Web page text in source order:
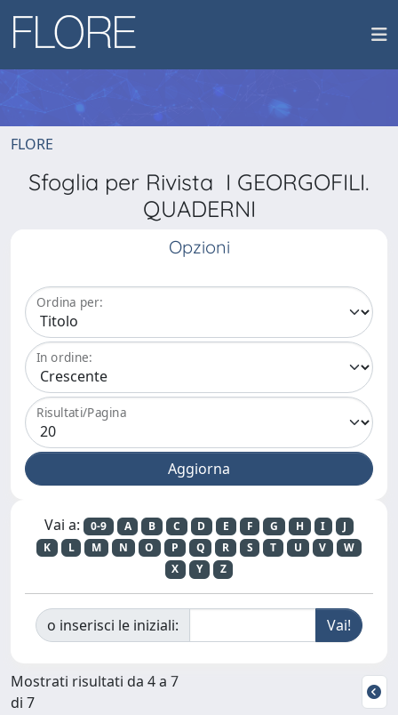
FLORE
Sfoglia per Rivista I GEORGOFILI.
QUADERNI
Opzioni
Ordina per:
In ordine:
Risultati/Pagina
Vai a: 0-9 A B C D E F G H I
J
K
L M N O P Q R S T U V
W
X
Y Z
o inserisci le iniziali:
Mostrati risultati da 4 a 7
di 7